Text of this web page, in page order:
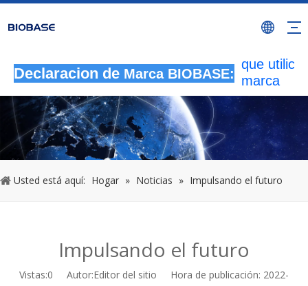
Declaracion de Marca BIOBASE:
que
marca
BIOBASE
serán
una
Usted está aquí: Hogar » Noticias » Impulsando el futuro
Impulsando el futuro
Vistas:0 Autor:Editor del sitio Hora de publicación: 2022-